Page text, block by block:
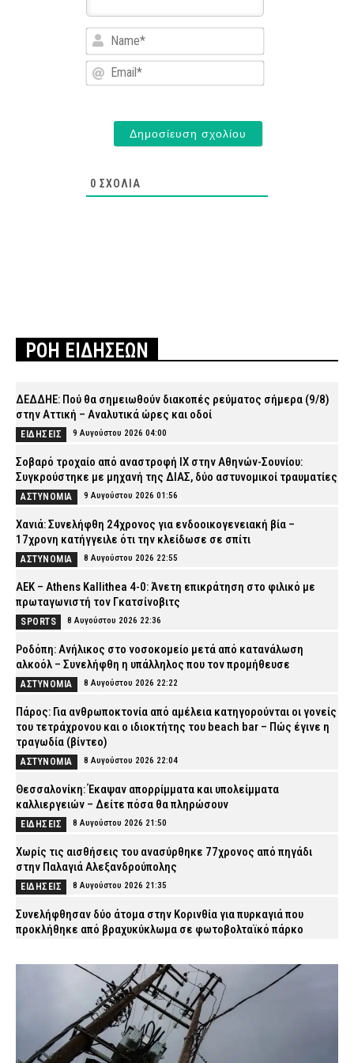
Name*
Email*
0 ΣΧΌΛΙΑ
ΡΟΗ ΕΙΔΗΣΕΩΝ
ΔΕΔΔΗΕ: Πού θα σημειωθούν διακοπές ρεύματος σήμερα (9/8)
στην Αττική – Αναλυτικά ώρες και οδοί
ΕΙΔΗΣΕΙΣ 9 Αυγούστου 2026 04:00
Σοβαρό τροχαίο από αναστροφή ΙΧ στην Αθηνών-Σουνίου:
Συγκρούστηκε με μηχανή της ΔΙΑΣ, δύο αστυνομικοί τραυματίες
ΑΣΤΥΝΟΜΙΑ 9 Αυγούστου 2026 01:56
Χανιά: Συνελήφθη 24χρονος για ενδοοικογενειακή βία –
17χρονη κατήγγειλε ότι την κλείδωσε σε σπίτι
ΑΣΤΥΝΟΜΙΑ 8 Αυγούστου 2026 22:55
ΑΕΚ – Athens Kallithea 4-0: Άνετη επικράτηση στο φιλικό με
πρωταγωνιστή τον Γκατσίνοβιτς
SPORTS 8 Αυγούστου 2026 22:36
Ροδόπη: Ανήλικος στο νοσοκομείο μετά από κατανάλωση
αλκοόλ – Συνελήφθη η υπάλληλος που τον προμήθευσε
ΑΣΤΥΝΟΜΙΑ 8 Αυγούστου 2026 22:22
Πάρος: Για ανθρωποκτονία από αμέλεια κατηγορούνται οι γονείς
του τετράχρονου και ο ιδιοκτήτης του beach bar – Πώς έγινε η
τραγωδία (βίντεο)
ΑΣΤΥΝΟΜΙΑ 8 Αυγούστου 2026 22:04
Θεσσαλονίκη: Έκαψαν απορρίμματα και υπολείμματα
καλλιεργειών – Δείτε πόσα θα πληρώσουν
ΕΙΔΗΣΕΙΣ 8 Αυγούστου 2026 21:50
Χωρίς τις αισθήσεις του ανασύρθηκε 77χρονος από πηγάδι
στην Παλαγιά Αλεξανδρούπολης
ΕΙΔΗΣΕΙΣ 8 Αυγούστου 2026 21:35
Συνελήφθησαν δύο άτομα στην Κορινθία για πυρκαγιά που
προκλήθηκε από βραχυκύκλωμα σε φωτοβολταϊκό πάρκο
«Ερυθρός Σταυρός»: Σοκαριστική επίθεση σε νοσηλεύτρια στα
επείγοντα – Την τράβηξε από τα μαλλιά και τη γρονθοκόπησε
8 Αυγούστου 2026 21:12
Προήχθη σε Αστυνόμο Α΄ ο π. Αλέξιος Κουρτέσης,
Προϊστάμενος της Θρησκευτικής Υπηρεσίας της ΕΛ.ΑΣ.